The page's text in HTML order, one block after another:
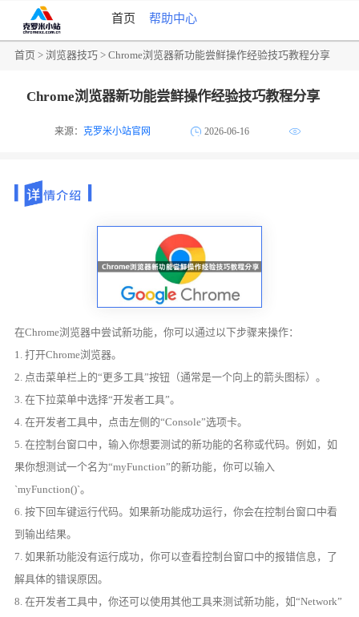
首页 帮助中心
首页 >浏览器技巧 > Chrome浏览器新功能尝鲜操作经验技巧教程分享
Chrome浏览器新功能尝鲜操作经验技巧教程分享
来源：克罗米小站官网 2026-06-16
在Chrome浏览器中尝试新功能，你可以通过以下步骤来操作：
1. 打开Chrome浏览器。
2. 点击菜单栏上的“更多工具”按钮（通常是一个向上的箭头图标）。
3. 在下拉菜单中选择“开发者工具”。
4. 在开发者工具中，点击左侧的“Console”选项卡。
5. 在控制台窗口中，输入你想要测试的新功能的名称或代码。例如，如
果你想测试一个名为“myFunction”的新功能，你可以输入
`myFunction()`。
6. 按下回车键运行代码。如果新功能成功运行，你会在控制台窗口中看
到输出结果。
7. 如果新功能没有运行成功，你可以查看控制台窗口中的报错信息，了
解具体的错误原因。
8. 在开发者工具中，你还可以使用其他工具来测试新功能，如“Network”